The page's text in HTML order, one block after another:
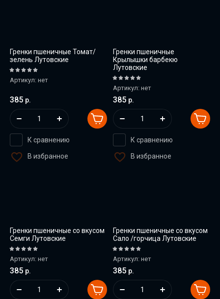
Гренки пшеничные Томат/
зелень Лутовские
Артикул: нет
385 р.
К сравнению
В избранное
Гренки пшеничные
Крылышки барбекю
Лутовские
Артикул: нет
385 р.
К сравнению
В избранное
Гренки пшеничные со вкусом
Семги Лутовские
Артикул: нет
385 р.
Гренки пшеничные со вкусом
Сало /горчица Лутовские
Артикул: нет
385 р.